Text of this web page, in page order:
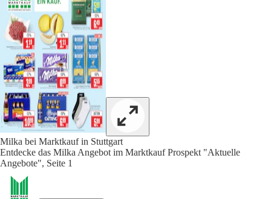
Milka bei Marktkauf in Stuttgart
Entdecke das Milka Angebot im Marktkauf Prospekt "Aktuelle
Angebote", Seite 1